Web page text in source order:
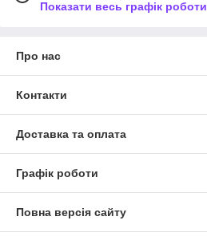
Показати весь графік роботи
Про нас
Контакти
Доставка та оплата
Графік роботи
Повна версія сайту